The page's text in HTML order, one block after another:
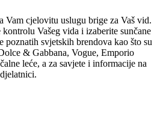
Vam cjelovitu uslugu brige za Vaš vid.
Vašeg vida i izaberite sunčane
poznatih svjetskih brendova kao što su
& Gabbana, Vogue, Emporio
leće, a za savjete i informacije na